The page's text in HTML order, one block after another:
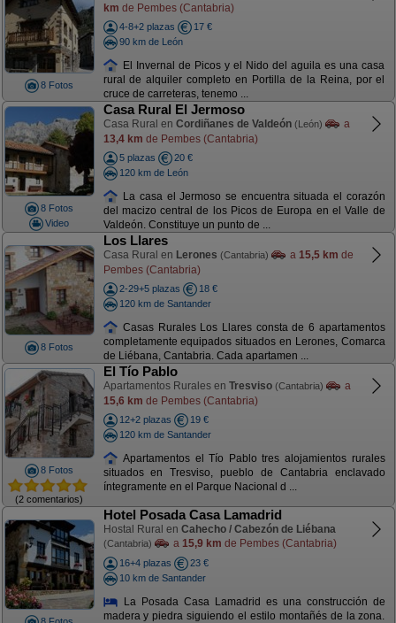
8 Fotos
km de Pembes (Cantabria)
4-8+2 plazas
17 €
90 km de León
El Invernal de Picos y el Nido del aguila es una casa
rural de alquiler completo en Portilla de la Reina, por el
cruce de carreteras, tenemo ...
8 Fotos
Video
Casa Rural El Jermoso
Casa Rural en Cordiñanes de Valdeón (León)
a
13,4 km de Pembes (Cantabria)
5 plazas
20 €
120 km de León
La casa el Jermoso se encuentra situada el corazón
del macizo central de los Picos de Europa en el Valle de
Valdeón. Constituye un punto de ...
8 Fotos
Los Llares
Casa Rural en Lerones (Cantabria) a 15,5 km de
Pembes (Cantabria)
2-29+5 plazas
18 €
120 km de Santander
Casas Rurales Los Llares consta de 6 apartamentos
completamente equipados situados en Lerones, Comarca
de Liébana, Cantabria. Cada apartamen ...
8 Fotos
(2 comentarios)
El Tío Pablo
Apartamentos Rurales en Tresviso (Cantabria)
a
15,6 km de Pembes (Cantabria)
12+2 plazas
19 €
120 km de Santander
Apartamentos el Tío Pablo tres alojamientos rurales
situados en Tresviso, pueblo de Cantabria enclavado
íntegramente en el Parque Nacional d ...
Hotel Posada Casa Lamadrid
Hostal Rural en Cahecho / Cabezón de Liébana
(Cantabria) a 15,9 km de Pembes (Cantabria)
16+4 plazas
23 €
10 km de Santander
La Posada Casa Lamadrid es una construcción de
madera y piedra siguiendo el estilo montañés de la zona.